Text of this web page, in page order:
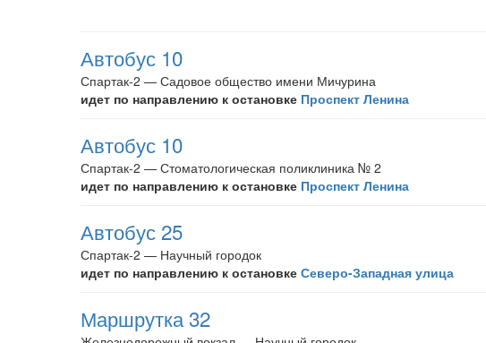
Автобус 10
Спартак-2 — Садовое общество имени Мичурина
идет по направлению к остановке Проспект Ленина
Автобус 10
Спартак-2 — Стоматологическая поликлиника № 2
идет по направлению к остановке Проспект Ленина
Автобус 25
Спартак-2 — Научный городок
идет по направлению к остановке Северо-Западная улица
Маршрутка 32